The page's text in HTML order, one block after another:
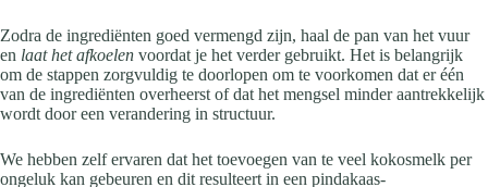
Zodra de ingrediënten goed vermengd zijn, haal de pan van het vuur
en laat het afkoelen voordat je het verder gebruikt. Het is belangrijk
om de stappen zorgvuldig te doorlopen om te voorkomen dat er één
van de ingrediënten overheerst of dat het mengsel minder aantrekkelijk
wordt door een verandering in structuur.
We hebben zelf ervaren dat het toevoegen van te veel kokosmelk per
ongeluk kan gebeuren en dit resulteert in een pindakaas-